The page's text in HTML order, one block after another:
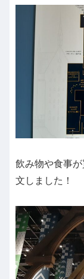
飲み物や食事
文しました！